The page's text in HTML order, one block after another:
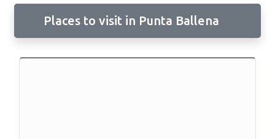
Places to visit in Punta Ballena